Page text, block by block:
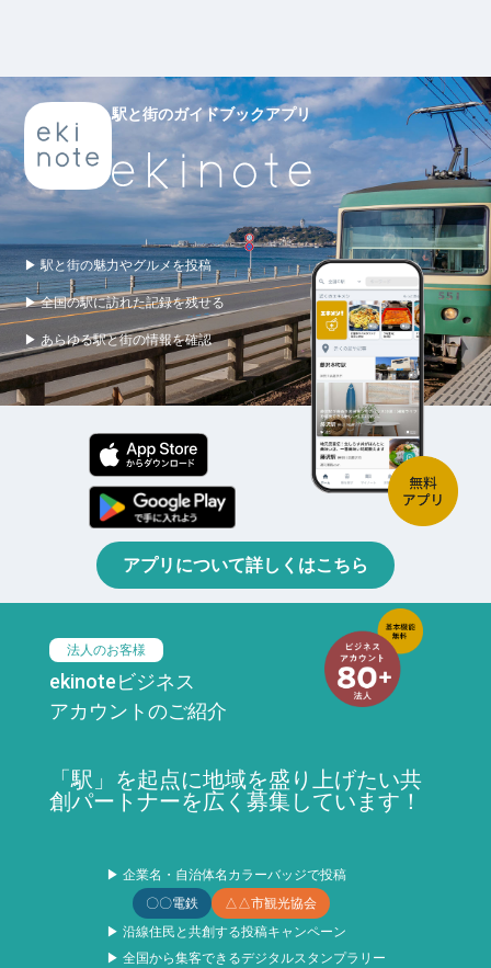
駅と街のガイドブックアプリ
▶ 駅と街の魅力やグルメを投稿
▶ 全国の駅に訪れた記録を残せる
▶ あらゆる駅と街の情報を確認
アプリについて詳しくはこちら
法人のお客様
ekinoteビジネス
アカウントのご紹介
「駅」を起点に地域を盛り上げたい共
創パートナーを広く募集しています！
▶ 企業名・自治体名カラーバッジで投稿
〇〇電鉄
△△市観光協会
▶ 沿線住民と共創する投稿キャンペーン
▶ 全国から集客できるデジタルスタンプラリー